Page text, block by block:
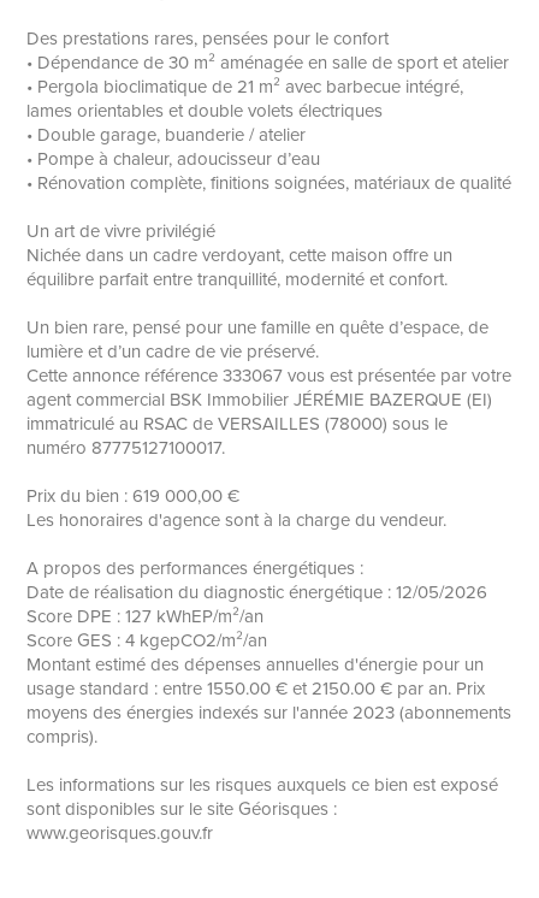
Des prestations rares, pensées pour le confort
• Dépendance de 30 m² aménagée en salle de sport et atelier
• Pergola bioclimatique de 21 m² avec barbecue intégré,
lames orientables et double volets électriques
• Double garage, buanderie / atelier
• Pompe à chaleur, adoucisseur d’eau
• Rénovation complète, finitions soignées, matériaux de qualité
Un art de vivre privilégié
Nichée dans un cadre verdoyant, cette maison offre un
équilibre parfait entre tranquillité, modernité et confort.
Un bien rare, pensé pour une famille en quête d’espace, de
lumière et d’un cadre de vie préservé.
Cette annonce référence 333067 vous est présentée par votre
agent commercial BSK Immobilier JÉRÉMIE BAZERQUE (EI)
immatriculé au RSAC de VERSAILLES (78000) sous le
numéro 87775127100017.
Prix du bien : 619 000,00 €
Les honoraires d'agence sont à la charge du vendeur.
A propos des performances énergétiques :
Date de réalisation du diagnostic énergétique : 12/05/2026
Score DPE : 127 kWhEP/m²/an
Score GES : 4 kgepCO2/m²/an
Montant estimé des dépenses annuelles d'énergie pour un
usage standard : entre 1550.00 € et 2150.00 € par an. Prix
moyens des énergies indexés sur l'année 2023 (abonnements
compris).
Les informations sur les risques auxquels ce bien est exposé
sont disponibles sur le site Géorisques :
www.georisques.gouv.fr